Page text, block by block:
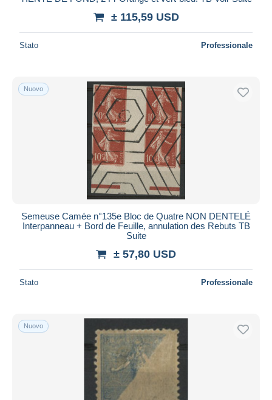
± 115,59 USD
Stato Professionale
Nuovo
Semeuse Camée n°135e Bloc de Quatre NON DENTELÉ
Interpanneau + Bord de Feuille, annulation des Rebuts TB
Suite
± 57,80 USD
Stato Professionale
Nuovo